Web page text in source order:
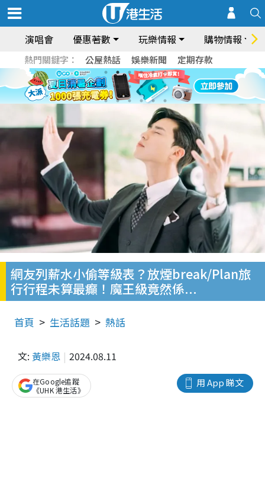
演唱會 優惠著數 玩樂情報 購物情報
熱門關鍵字： 公屋熱話 娛樂新聞 定期存款
網友列薪水小偷等級表？放煙break/Plan旅
行行程未算最癲！魔王級竟然係...
首頁 生活話題 熱話
文: 黃樂恩 2024.08.11
用 App 睇文
在Google追蹤
《UHK 港生活》